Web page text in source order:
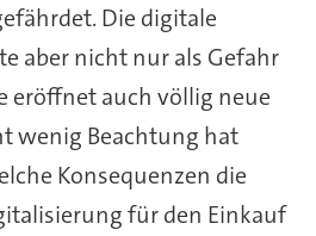
Die digitale
aber nicht nur als Gefahr
eröffnet auch völlig neue
wenig Beachtung hat
Konsequenzen die
für den Einkauf